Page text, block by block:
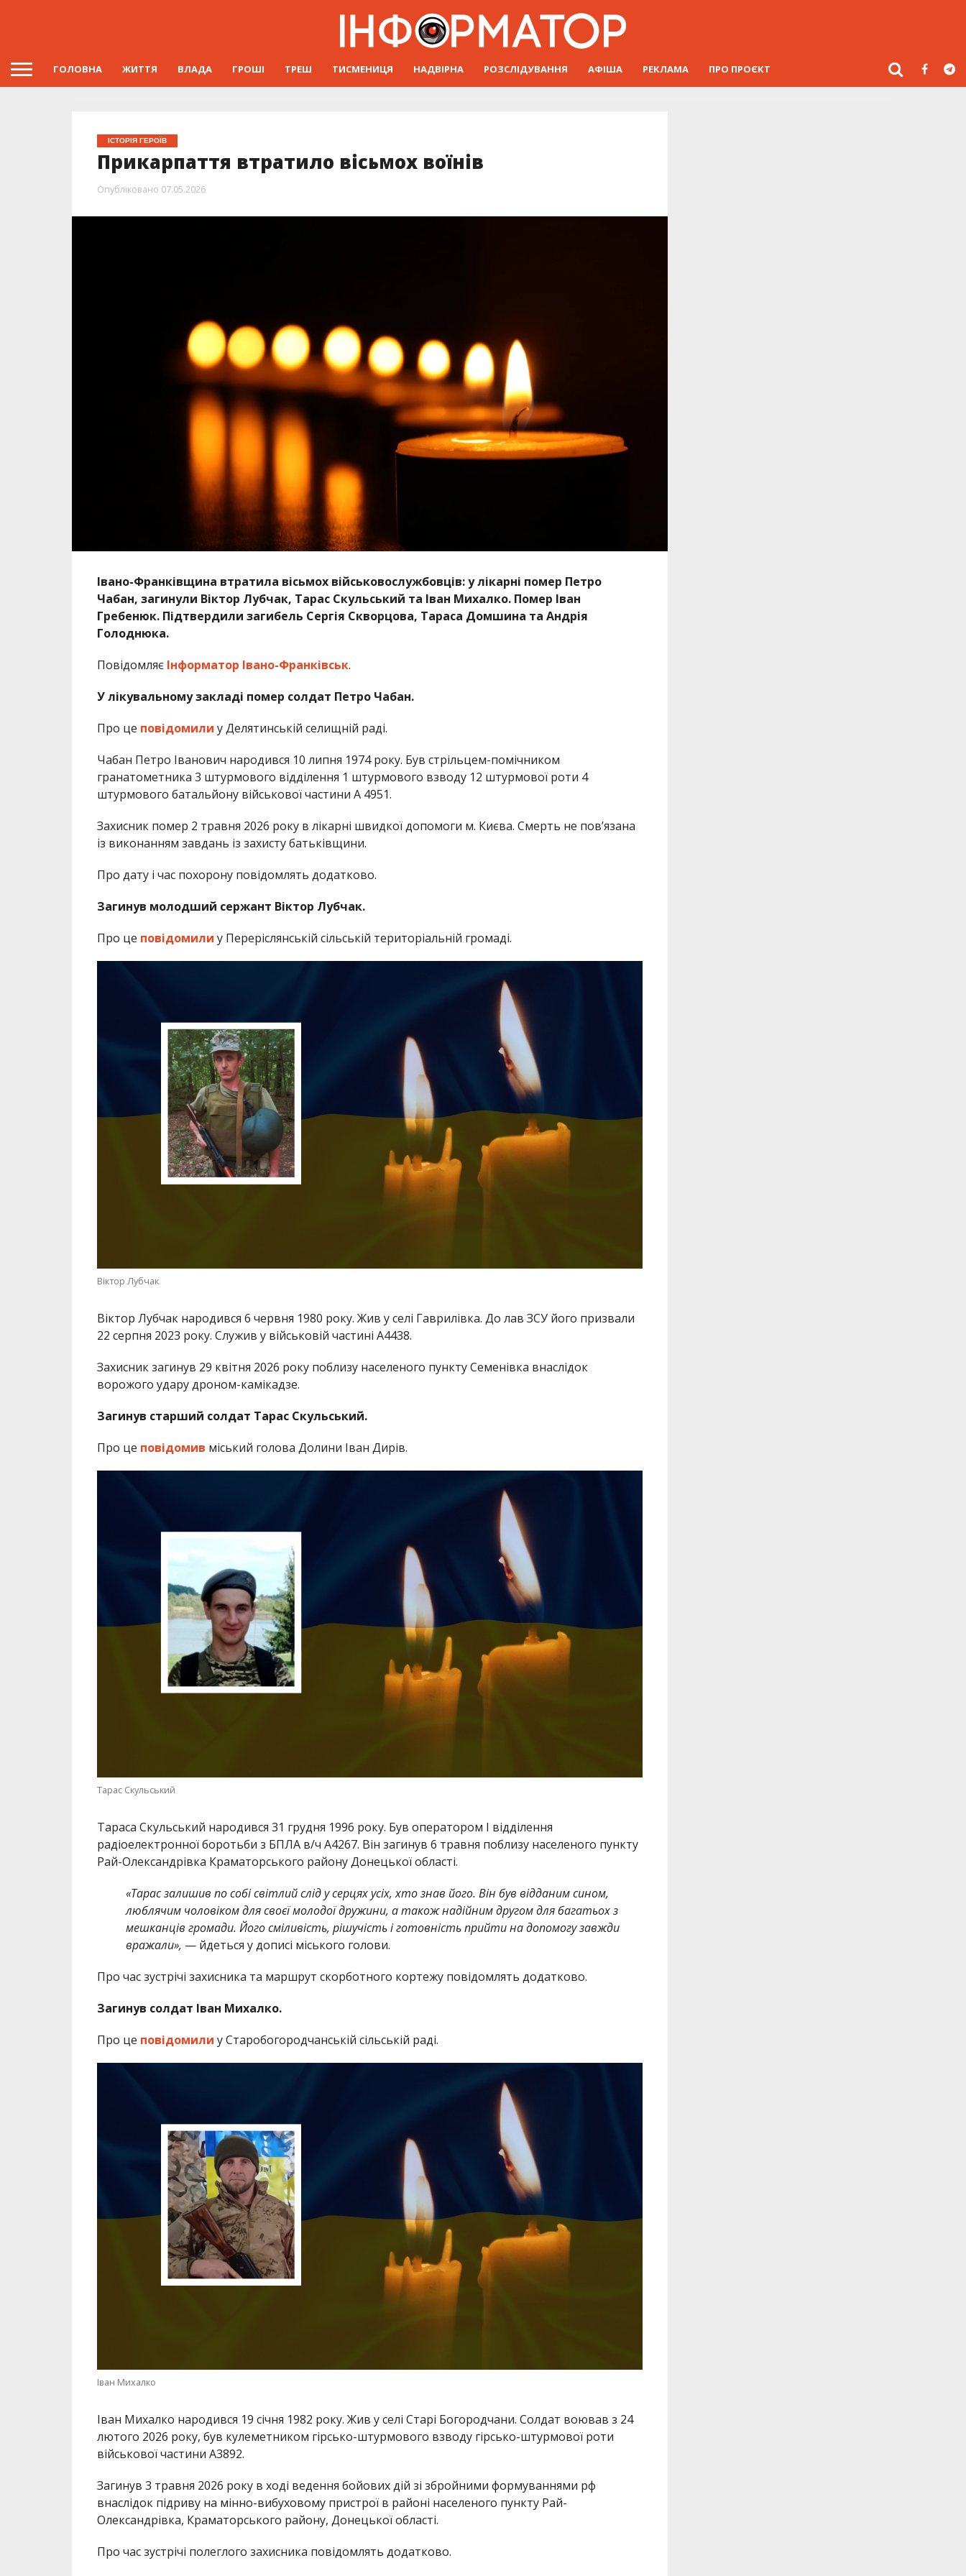
ГОЛОВНА ЖИТТЯ ВЛАДА ГРОШІ ТРЕШ ТИСМЕНИЦЯ НАДВІРНА РОЗСЛІДУВАННЯ АФІША РЕКЛАМА ПРО ПРОЄКТ
ІСТОРІЯ ГЕРОЇВ
Прикарпаття втратило вісьмох воїнів
Опубліковано 07.05.2026
Івано-Франківщина втратила вісьмох військовослужбовців: у лікарні помер Петро
Чабан, загинули Віктор Лубчак, Тарас Скульський та Іван Михалко. Помер Іван
Гребенюк. Підтвердили загибель Сергія Скворцова, Тараса Домшина та Андрія
Голоднюка.
Повідомляє Інформатор Івано-Франківськ.
У лікувальному закладі помер солдат Петро Чабан.
Про це повідомили у Делятинській селищній раді.
Чабан Петро Іванович народився 10 липня 1974 року. Був стрільцем-помічником
гранатометника 3 штурмового відділення 1 штурмового взводу 12 штурмової роти 4
штурмового батальйону військової частини А 4951.
Захисник помер 2 травня 2026 року в лікарні швидкої допомоги м. Києва. Смерть не пов’язана
із виконанням завдань із захисту батьківщини.
Про дату і час похорону повідомлять додатково.
Загинув молодший сержант Віктор Лубчак.
Про це повідомили у Переріслянській сільській територіальній громаді.
Віктор Лубчак
Віктор Лубчак народився 6 червня 1980 року. Жив у селі Гаврилівка. До лав ЗСУ його призвали
22 серпня 2023 року. Служив у військовій частині А4438.
Захисник загинув 29 квітня 2026 року поблизу населеного пункту Семенівка внаслідок
ворожого удару дроном-камікадзе.
Загинув старший солдат Тарас Скульський.
Про це повідомив міський голова Долини Іван Дирів.
Тарас Скульський
Тараса Скульський народився 31 грудня 1996 року. Був оператором І відділення
радіоелектронної боротьби з БПЛА в/ч А4267. Він загинув 6 травня поблизу населеного пункту
Рай-Олександрівка Краматорського району Донецької області.
«Тарас залишив по собі світлий слід у серцях усіх, хто знав його. Він був відданим сином,
люблячим чоловіком для своєї молодої дружини, а також надійним другом для багатьох з
мешканців громади. Його сміливість, рішучість і готовність прийти на допомогу завжди
вражали», — йдеться у дописі міського голови.
Про час зустрічі захисника та маршрут скорботного кортежу повідомлять додатково.
Загинув солдат Іван Михалко.
Про це повідомили у Старобогородчанській сільській раді.
Іван Михалко
Іван Михалко народився 19 січня 1982 року. Жив у селі Старі Богородчани. Солдат воював з 24
лютого 2026 року, був кулеметником гірсько-штурмового взводу гірсько-штурмової роти
військової частини А3892.
Загинув 3 травня 2026 року в ході ведення бойових дій зі збройними формуваннями рф
внаслідок підриву на мінно-вибуховому пристрої в районі населеного пункту Рай-
Олександрівка, Краматорського району, Донецької області.
Про час зустрічі полеглого захисника повідомлять додатково.